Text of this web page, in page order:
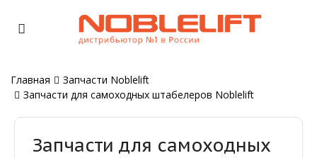
Главная
Запчасти Noblelift
Запчасти для самоходных штабелеров Noblelift
Запчасти для самоходных